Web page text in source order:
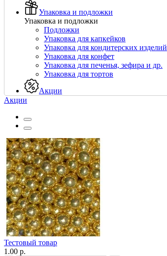
Упаковка и подложки
Упаковка и подложки
Подложки
Упаковка для капкейков
Упаковка для кондитерских изделий
Упаковка для конфет
Упаковка для печенья, зефира и др.
Упаковка для тортов
Акции
Акции
Тестовый товар
1.00 р.